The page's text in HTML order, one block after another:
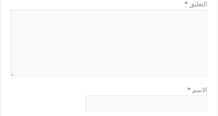
التعليق*
الاسم*